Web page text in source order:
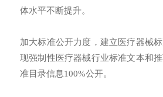
体水平不断提升。
加大标准公开力度，建立医疗器械
现强制性医疗器械行业标准文本和
准目录信息100%公开。